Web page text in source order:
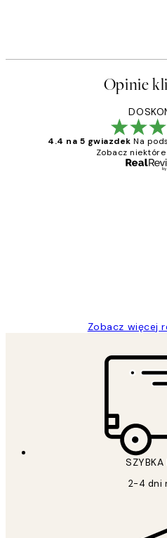
Opinie
4.4 na 5 gwiazdek Na
Zobacz
Zobacz więcej
SZYBKA
2-4 dni